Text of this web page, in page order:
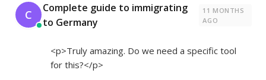
C
Complete guide to immigrating
to Germany
11 MONTHS
AGO
<p>Truly amazing. Do we need a specific tool
for this?</p>